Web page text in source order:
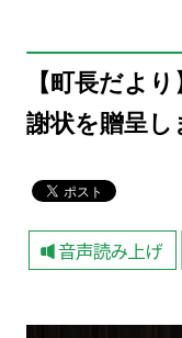
【町長だよ
謝状を贈呈し